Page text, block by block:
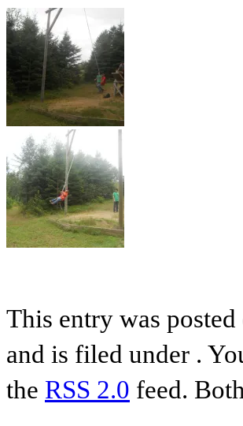
This entry was
and is filed under .
the RSS 2.0 feed.